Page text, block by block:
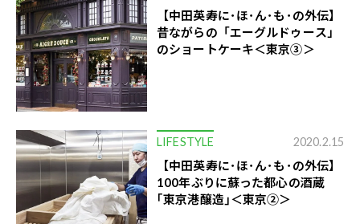
【中田英寿に･ほ･ん･も･の外伝】
昔ながらの「エーグルドゥース」
のショートケーキ＜東京③＞
LIFESTYLE 2020.2.15
【中田英寿に･ほ･ん･も･の外伝】
100年ぶりに蘇った都心の酒蔵
｢東京港醸造｣＜東京②＞